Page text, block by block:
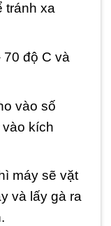
tránh xa
độ C và
vào số
kích
máy sẽ vặt
và lấy gà ra